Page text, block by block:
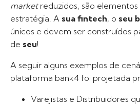
marketreduzidos, são elementos
estratégia. A sua fintech, o seu
únicos e devem ser construídos
de seu!
A seguir alguns exemplos de
plataforma bank4 foi projetada
Varejistas e Distribuidores